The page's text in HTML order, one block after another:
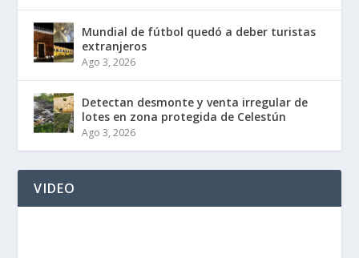
Mundial de fútbol quedó a deber turistas
extranjeros
Ago 3, 2026
Detectan desmonte y venta irregular de
lotes en zona protegida de Celestún
Ago 3, 2026
VIDEO